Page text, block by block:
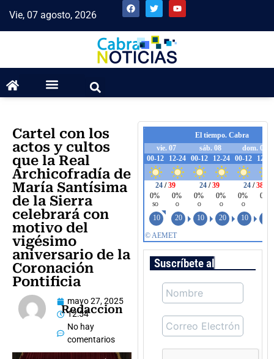
Vie, 07 agosto, 2026
Cartel con los
actos y cultos
que la Real
Archicofradía de
María Santísima
de la Sierra
celebrará con
motivo del
vigésimo
aniversario de la
Coronación
Pontificia
Redaccion
mayo 27, 2025
12:54
No hay
comentarios
Suscríbete al boletín